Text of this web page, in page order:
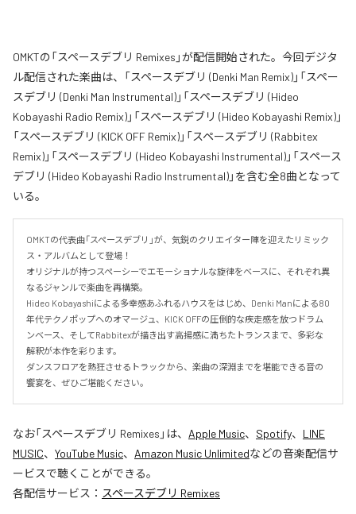
OMKTの「スペースデブリ Remixes」が配信開始された。今回デジタ
ル配信された楽曲は、「スペースデブリ (Denki Man Remix)」「スペー
スデブリ (Denki Man Instrumental)」「スペースデブリ (Hideo
Kobayashi Radio Remix)」「スペースデブリ (Hideo Kobayashi Remix)」
「スペースデブリ (KICK OFF Remix)」「スペースデブリ (Rabbitex
Remix)」「スペースデブリ (Hideo Kobayashi Instrumental)」「スペース
デブリ (Hideo Kobayashi Radio Instrumental)」を含む全8曲となって
いる。
OMKTの代表曲「スペースデブリ」が、気鋭のクリエイター陣を迎えたリミック
ス・アルバムとして登場！
オリジナルが持つスペーシーでエモーショナルな旋律をベースに、それぞれ異
なるジャンルで楽曲を再構築。
Hideo Kobayashiによる多幸感あふれるハウスをはじめ、Denki Manによる80
年代テクノポップへのオマージュ、KICK OFFの圧倒的な疾走感を放つドラム
ンベース、そしてRabbitexが描き出す高揚感に満ちたトランスまで、多彩な
解釈が本作を彩ります。
ダンスフロアを熱狂させるトラックから、楽曲の深淵までを堪能できる音の
饗宴を、ぜひご堪能ください。
なお「スペースデブリ Remixes 」は、 Apple Music、 Spotify、 LINE
MUSIC、 YouTube Music、 Amazon Music Unlimitedなどの音楽配信サ
ービスで聴くことができる。
各配信サービス： スペースデブリ Remixes